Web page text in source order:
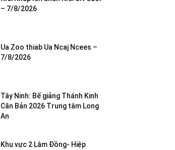
– 7/8/2026
Ua Zoo thiab Ua Ncaj Ncees –
7/8/2026
Tây Ninh: Bế giảng Thánh Kinh
Căn Bản 2026 Trung tâm Long
An
Khu vực 2 Lâm Đồng- Hiệp